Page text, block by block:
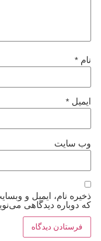
نام *
ایمیل *
وب‌ سایت
ذخیره نام، ایمیل و
که دوباره دیدگاهی